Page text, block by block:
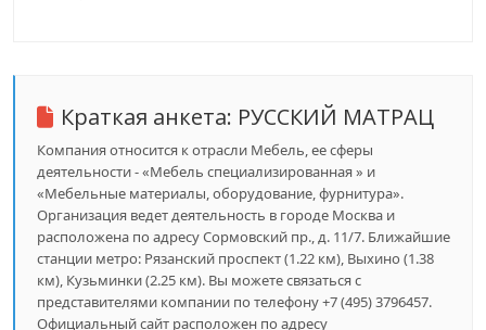
Краткая анкета: РУССКИЙ МАТРАЦ
Компания относится к отрасли Мебель, ее сферы
деятельности - «Мебель специализированная » и
«Мебельные материалы, оборудование, фурнитура».
Организация ведет деятельность в городе Москва и
расположена по адресу Сормовский пр., д. 11/7. Ближайшие
станции метро: Рязанский проспект (1.22 км), Выхино (1.38
км), Кузьминки (2.25 км). Вы можете связаться с
представителями компании по телефону +7 (495) 3796457.
Официальный сайт расположен по адресу